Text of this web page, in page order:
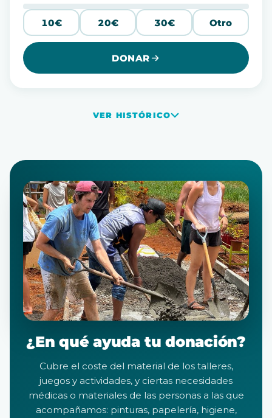
10€ 20€ 30€ Otro
DONAR
VER HISTÓRICO
¿En qué ayuda tu donación?
Cubre el coste del material de los talleres,
juegos y actividades, y ciertas necesidades
médicas o materiales de las personas a las que
acompañamos: pinturas, papelería, higiene,